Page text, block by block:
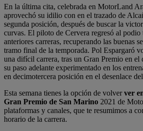
En la última cita, celebrada en MotorLand
aprovechó su idilio con en el trazado de
segunda posición, después de buscar la
curvas. El piloto de Cervera regresó al podio
anteriores carreras, recuperando las buenas
tramo final de la temporada. Pol Espargaró
una difícil carrera, tras un Gran Premio en el
su paso adelante experimentado en los
en decimotercera posición en el desenlace
Esta semana tienes la opción de volverver
Gran Premio de San Marino 2021 de
plataformas y canales, que te resumimos a
horario de la carrera.